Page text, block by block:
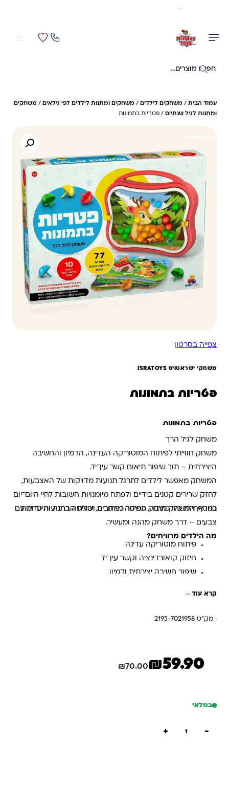
חיפוש באתר
עמוד הבית / משחקים לילדים / משחקים ומתנות לילדים לפי גילאים / משחקים
ומתנות לגיל שנתיים / פטריות בתמונות
צפייה בסרטון
משחקי ישראטויס ISRATOYS
פטריות בתמונות
פטריות בתמונות
משחק לגיל הרך
משחק חווייתי לפיתוח המוטוריקה העדינה, הדמיון והחשיבה
היצירתית – תוך שיפור תיאום קשר עין־יד.
המשחק מאפשר לילדים לתרגל תנועות מדויקות של האצבעות,
לחזק שרירים קטנים בידיים ולפתח מיומנויות חשובות לחיי היום־יום
כמו אחיזת כלי כתיבה, כפתור כפתורים ושליטה בתנועות עדינות
בנוסף, המשחק מחזק תפיסה מרחבית, יכולת הבחנה והיכרות עם
צבעים – דרך משחק מהנה ומעשיר.
מה הילדים מרוויחים?
פיתוח מוטוריקה עדינה
חיזוק קואורדינציה וקשר עין־יד
שיפור חשיבה יצירתית ודמיון
בהתאם לצבעים.
קרא עוד
· מק"ט 2195-7021958
₪70.00
המחיר המקורי היה: ₪70.00.
₪59.90
המחיר הנוכחי הוא: ₪59.90.
במלאי
−
+